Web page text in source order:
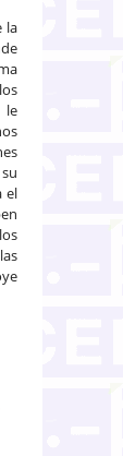
la
le
el